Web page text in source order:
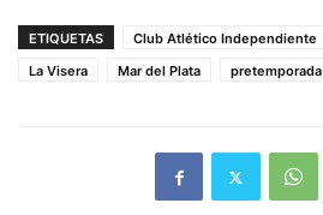
ETIQUETAS Club Atlético Independiente
La Visera
Mar del Plata pretemporada